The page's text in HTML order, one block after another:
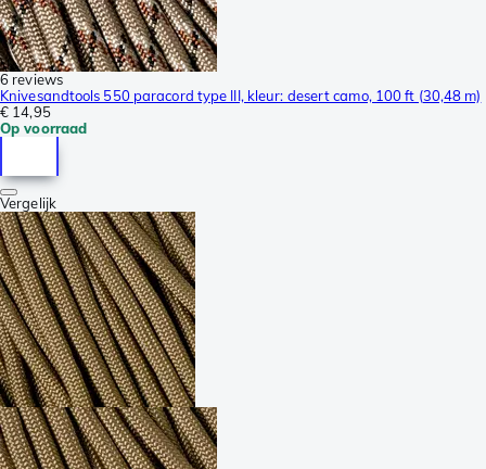
6 reviews
Knivesandtools 550 paracord type III, kleur: desert camo, 100 ft (30,48 m)
€ 14,95
Op voorraad
Vergelijk